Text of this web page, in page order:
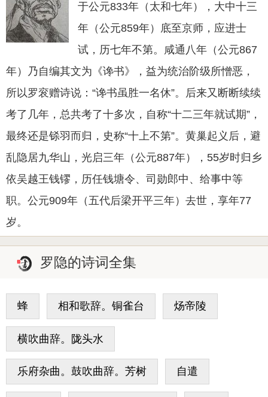
于公元833年（太和七年），大中十三
年（公元859年）底至京师，应进士
试，历七年不第。咸通八年（公元867
年）乃自编其文为《谗书》，益为统治阶级所憎恶，
所以罗衮赠诗说：“谗书虽胜一名休”。后来又断断续续
考了几年，总共考了十多次，自称“十二三年就试期”，
最终还是铩羽而归，史称“十上不第”。黄巢起义后，避
乱隐居九华山，光启三年（公元887年），55岁时归乡
依吴越王钱镠，历任钱塘令、司勋郎中、给事中等
职。公元909年（五代后梁开平三年）去世，享年77
岁。
罗隐的诗词全集
蜂 相和歌辞。铜雀台 炀帝陵
横吹曲辞。陇头水
乐府杂曲。鼓吹曲辞。芳树 自遣